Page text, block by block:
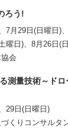
ろう!
7月29日(日曜日)
曜日)、8月26日(
会
測量技術～ド
29日(日曜日)
くりコンサルタ